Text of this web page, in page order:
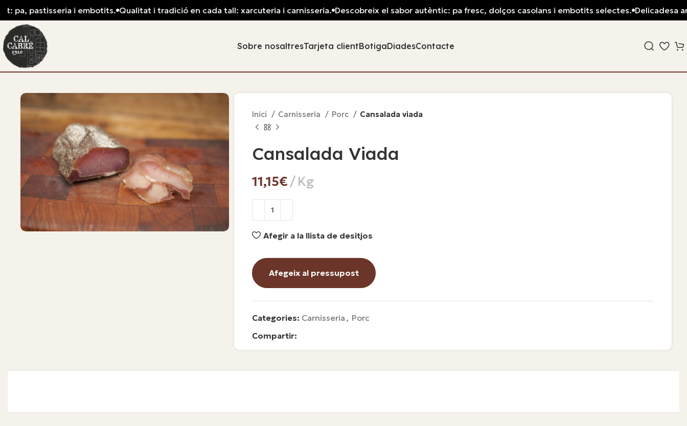
Sobre nosaltresTarjeta clientBotigaDiadesContacte
Inici Carnisseria Porc Cansalada viada
Cansalada Viada
€
Afegir a la llista de desitjos
Afegeix al pressupost
Categories: Carnisseria , Porc
Compartir:
pastisseria i embotits. Qualitat i tradició en cada tall: xarcuteria i carnisseria. Descobreix el sabor autèntic: pa fresc, dolços casolans i embotits selectes. Delicadesa